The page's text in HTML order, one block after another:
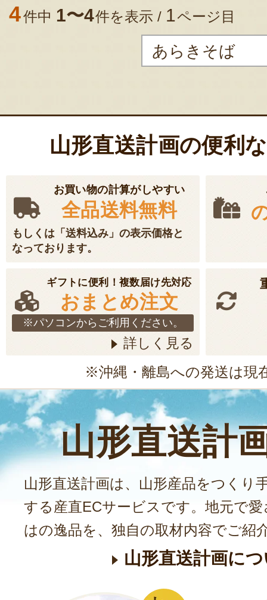
4件中 1〜4件を表示 / 1ページ目
山形直送計画の便利
お買い物の計算がしやすい
全品送料無料
もしくは「送料込み」の表示価格と
なっております。
ギフトに便利！複数届け先対応
おまとめ注文
※パソコンからご利用ください。
詳しく見る
※沖縄・離島への発送は現
山形直送計
山形直送計画は、山形産品をつくり
する産直ECサービスです。地元で
はの逸品を、独自の取材内容でご紹
山形直送計画に